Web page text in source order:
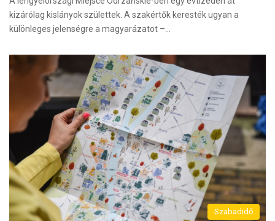
kizárólag kislányok születtek. A szakértők keresték ugyan a
különleges jelenségre a magyarázatot –…
Szabadidő